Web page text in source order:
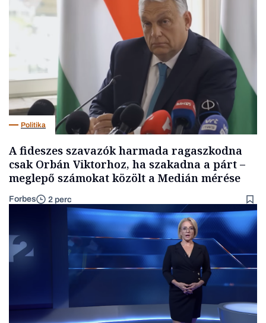
Politika
A fideszes szavazók harmada ragaszkodna
csak Orbán Viktorhoz, ha szakadna a párt –
meglepő számokat közölt a Medián mérése
Forbes 2 perc